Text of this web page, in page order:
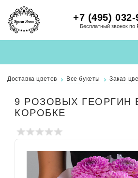
+7 (495) 032-
Бесплатный звонок по
Доставка цветов Все букеты Заказ
9 РОЗОВЫХ ГЕОРГИН
КОРОБКЕ